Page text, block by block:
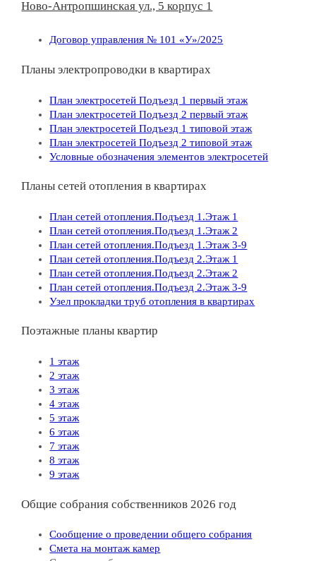
Ново-Антропшинская ул., 5 корпус 1
Договор управления № 101 «У»/2025
Планы электропроводки в квартирах
План электросетей Подъезд 1 первый этаж
План электросетей Подъезд 2 первый этаж
План электросетей Подъезд 1 типовой этаж
План электросетей Подъезд 2 типовой этаж
Условные обозначения элементов электросетей
Планы сетей отопления в квартирах
План сетей отопления.Подъезд 1.Этаж 1
План сетей отопления.Подъезд 1.Этаж 2
План сетей отопления.Подъезд 1.Этаж 3-9
План сетей отопления.Подъезд 2.Этаж 1
План сетей отопления.Подъезд 2.Этаж 2
План сетей отопления.Подъезд 2.Этаж 3-9
Узел прокладки труб отопления в квартирах
Поэтажные планы квартир
1 этаж
2 этаж
3 этаж
4 этаж
5 этаж
6 этаж
7 этаж
8 этаж
9 этаж
Общие собрания собственников 2026 год
Сообщение о проведении общего собрания
Смета на монтаж камер